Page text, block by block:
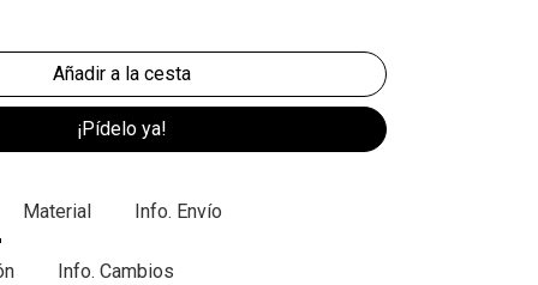
¡Pídelo ya!
Material Info. Envío
Info. Cambios